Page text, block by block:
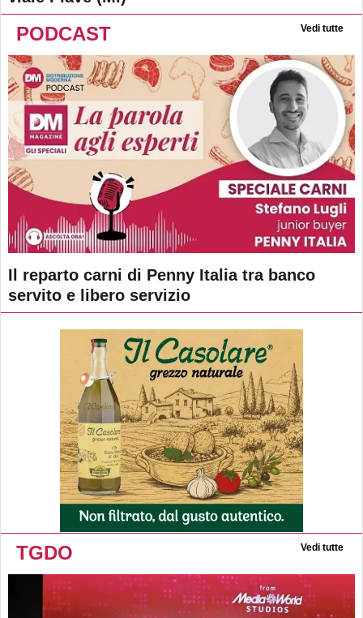
PODCAST Vedi tutte
Il reparto carni di Penny Italia tra banco
servito e libero servizio
TGDO Vedi tutte